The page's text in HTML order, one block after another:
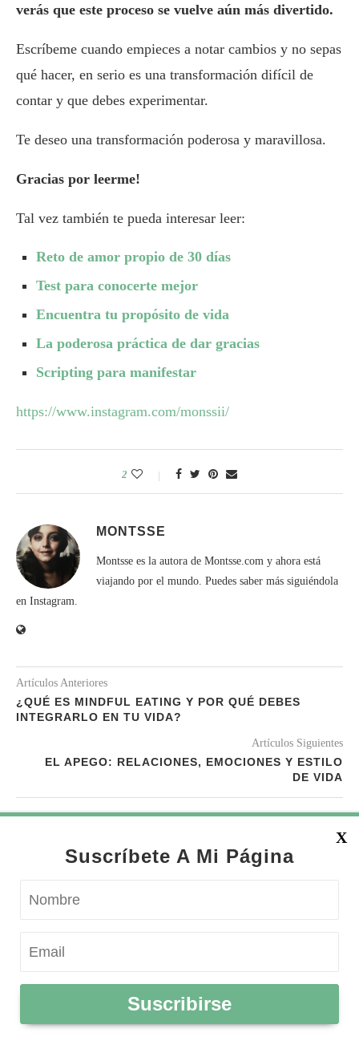
Suscríbete A Mi Página
Suscribirse
X
verás que este proceso se vuelve aún más divertido.
Escríbeme cuando empieces a notar cambios y no sepas
qué hacer, en serio es una transformación difícil de
contar y que debes experimentar.
Te deseo una transformación poderosa y maravillosa.
Gracias por leerme!
Tal vez también te pueda interesar leer:
Reto de amor propio de 30 días
Test para conocerte mejor
Encuentra tu propósito de vida
La poderosa práctica de dar gracias
Scripting para manifestar
https://www.instagram.com/monssii/
2
MONTSSE
Montsse es la autora de Montsse.com y ahora está
viajando por el mundo. Puedes saber más siguiéndola
en Instagram.
Artículos Anteriores
¿QUÉ ES MINDFUL EATING Y POR QUÉ DEBES
INTEGRARLO EN TU VIDA?
Artículos Siguientes
EL APEGO: RELACIONES, EMOCIONES Y ESTILO
DE VIDA